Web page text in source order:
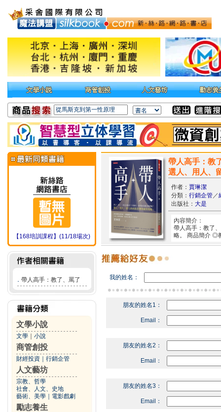
【168培訓課程】(11/18場次)
． 帶人高手：教了、罵了
文學小說
文學 小說
商管創投
財經投資 行銷企管
人文藝坊
宗教、哲學
社會、人文、史地
藝術、美學
電影戲劇
勵志養生
帶人高手：教
選人、用人、
作者： 賈琳潔
分類： 行銷企管／
出版社： 大是
內容簡介：
帶人高手：教了
略。 商品簡介 ◎
我的姓名：
朋友的姓名1：
Email：
朋友的姓名2：
Email：
朋友的姓名3：
Email：